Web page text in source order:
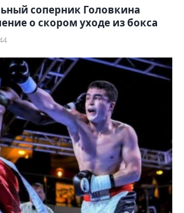
соперник Головкина
о скором уходе из бокса